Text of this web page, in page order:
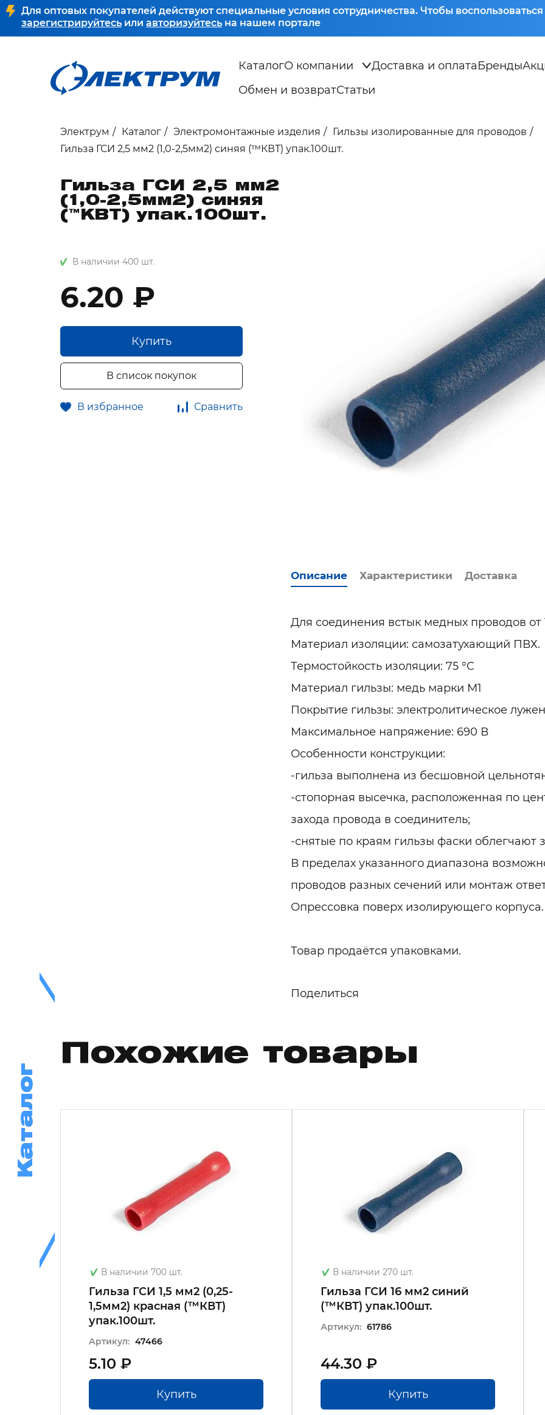
Для оптовых покупателей действуют специальные условия сотрудничества. Чтобы
зарегистрируйтесь или авторизуйтесь на нашем портале
КаталогО компании Доставка и оплатаБренды
Обмен и возвратСтатьи
Каталог
Каталог
Электрум Каталог Электромонтажные изделия
Гильзы изолированные для проводов
Гильза ГСИ 2,5 мм2 (1,0-2,5мм2) синяя (™КВТ) упак.100шт.
Гильза ГСИ 2,5 мм2
(1,0-2,5мм2) синяя
(™КВТ) упак.100шт.
В наличии 400 шт.
6.20 ₽
Купить
В список покупок
В избранное Сравнить
Описание Характеристики Доставка
Для соединения встык медных проводов от
Материал изоляции: самозатухающий ПВХ.
Термостойкость изоляции: 75 °C
Материал гильзы: медь марки М1
Покрытие гильзы: электролитическое
Максимальное напряжение: 690 В
Особенности конструкции:
-гильза выполнена из бесшовной
-стопорная высечка, расположенная по
захода провода в соединитель;
-снятые по краям гильзы фаски облегчают
В пределах указанного диапазона
проводов разных сечений или монтаж
Опрессовка поверх изолирующего корпуса.
Товар продаётся упаковками.
Поделиться
Похожие товары
В наличии 700 шт.
Гильза ГСИ 1,5 мм2 (0,25-
1,5мм2) красная (™КВТ)
упак.100шт.
Артикул: 47466
5.10 ₽
Купить
В наличии 270 шт.
Гильза ГСИ 16 мм2 синий
(™КВТ) упак.100шт.
Артикул: 61786
44.30 ₽
Купить